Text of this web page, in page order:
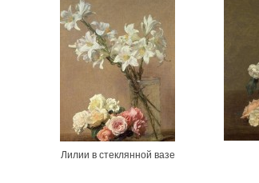
Лилии в стеклянной вазе